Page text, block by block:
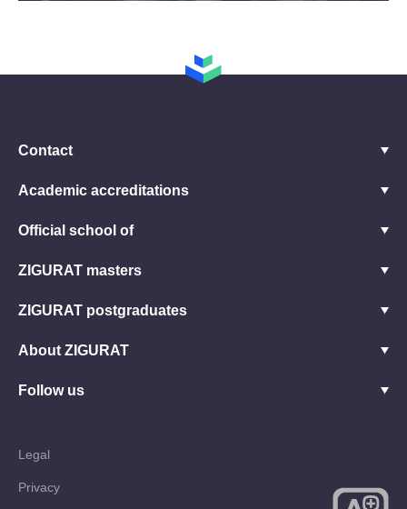
Contact
Academic accreditations
Official school of
ZIGURAT masters
ZIGURAT postgraduates
About ZIGURAT
Follow us
Legal
Privacy